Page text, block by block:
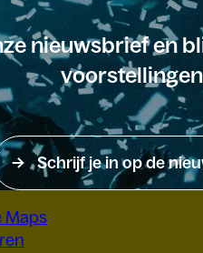
nieuwsbrief en
Schrijf je in op de
Maps